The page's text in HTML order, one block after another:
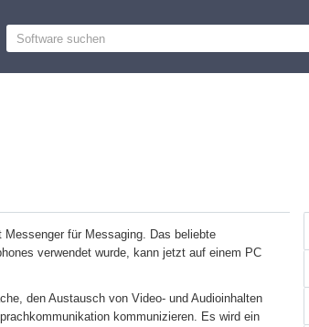
für Messaging. Das beliebte
verwendet wurde, kann jetzt auf einem PC
den Austausch von Video- und Audioinhalten
kommunizieren. Es wird ein